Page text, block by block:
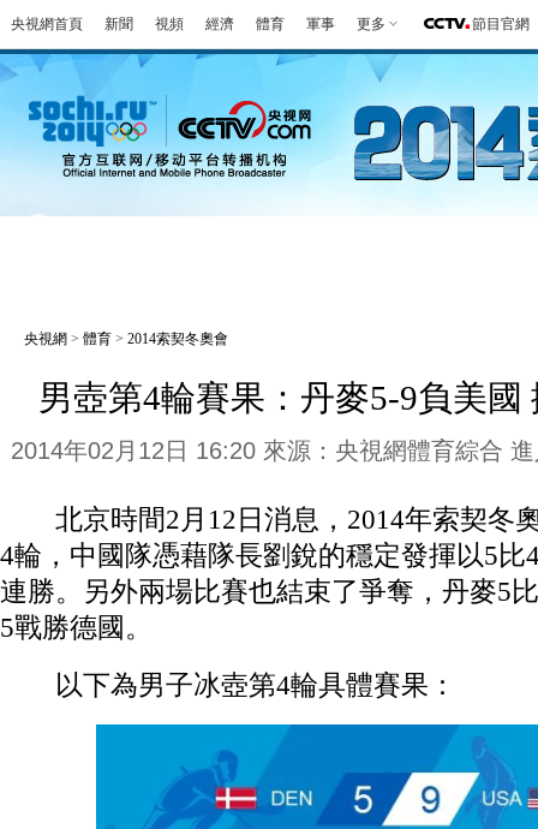
央視網首頁 新聞 視頻 經濟 體育 軍事 更多 節目官網
央視網 > 體育 > 2014索契冬奧會
男壺第4輪賽果：丹麥5-9負美國
2014年02月12日 16:20 來源：央視網體育綜合
北京時間2月12日消息，2014年索契冬
4輪，中國隊憑藉隊長劉銳的穩定發揮以5比
連勝。另外兩場比賽也結束了爭奪，丹麥5
5戰勝德國。
以下為男子冰壺第4輪具體賽果：